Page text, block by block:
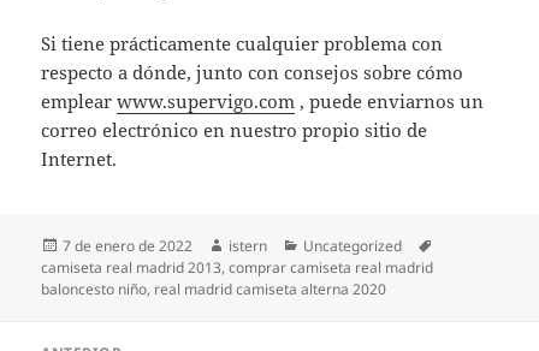
Si tiene prácticamente cualquier problema con
respecto a dónde, junto con consejos sobre cómo
emplearwww.supervigo.com , puede enviarnos un
correo electrónico en nuestro propio sitio de
Internet.
Publicado
el
7 de enero de 2022 Autor
istern Categorías
Uncategorized
camiseta real madrid 2013,comprar camiseta real madrid
baloncesto niño, real madrid camiseta alterna 2020